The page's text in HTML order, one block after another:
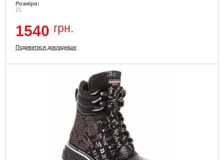
Розміри:
21
1540 грн.
Подивитися докладніше